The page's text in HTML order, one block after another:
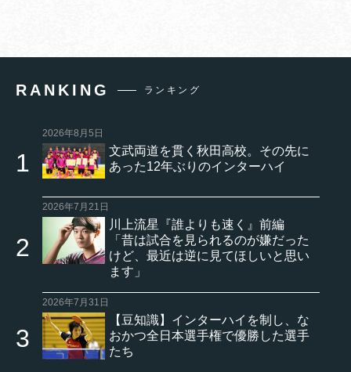
RANKING ランキング
2026年8月5日
文武両道を貫く秋田高校。その先に
あった12年ぶりのインターハイ
2026年7月21日
川上流星『誰よりも速く』前編
「昔は試合を見られるのが嫌だった
けど、最近は逆に見てほしいと思い
ます」
2026年7月31日
【豆知識】インターハイを制し、な
おかつ全日本選手権で優勝した選手
たち